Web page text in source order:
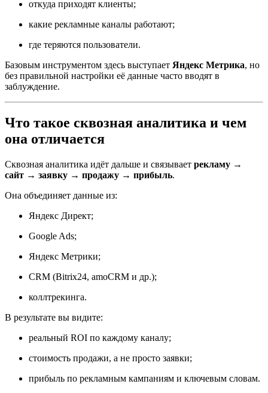
откуда приходят клиенты;
какие рекламные каналы работают;
где теряются пользователи.
Базовым инструментом здесь выступает Яндекс Метрика, но
без правильной настройки её данные часто вводят в
заблуждение.
Что такое сквозная аналитика и чем
она отличается
Сквозная аналитика идёт дальше и связывает рекламу →
сайт → заявку → продажу → прибыль.
Она объединяет данные из:
Яндекс Директ;
Google Ads;
Яндекс Метрики;
CRM (Bitrix24, amoCRM и др.);
коллтрекинга.
В результате вы видите:
реальный ROI по каждому каналу;
стоимость продажи, а не просто заявки;
прибыль по рекламным кампаниям и ключевым словам.